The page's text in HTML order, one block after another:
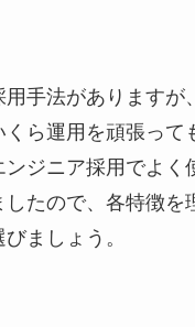
手法がありますが
くら運用を頑張って
ジニア採用でよく
たので、各特徴を
ましょう。